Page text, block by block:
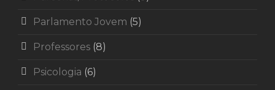
Parlamento Jovem (5)
Professores (8)
Psicologia (6)